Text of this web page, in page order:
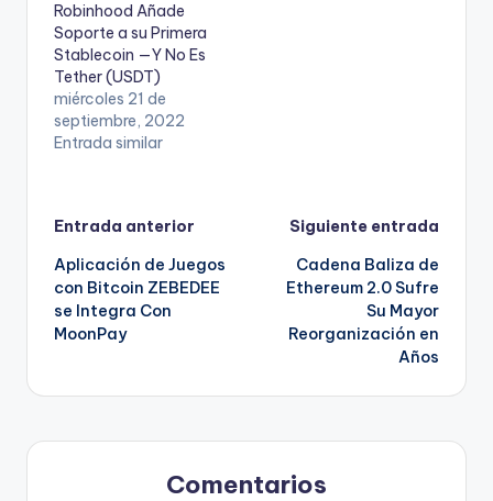
Robinhood Añade
Soporte a su Primera
Stablecoin —Y No Es
Tether (USDT)
miércoles 21 de
septiembre, 2022
Entrada similar
Navegación
de
entradas
Entrada anterior
Aplicación de Juegos
con Bitcoin ZEBEDEE
se Integra Con
MoonPay
Siguiente entrada
Cadena Baliza de
Ethereum 2.0 Sufre
Su Mayor
Reorganización en
Años
Comentarios